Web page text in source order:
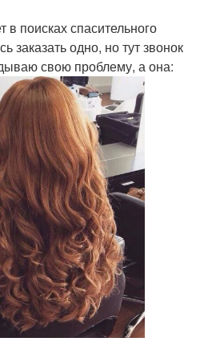
в поисках спасительного
заказать одно, но тут звонок
свою проблему, а она: